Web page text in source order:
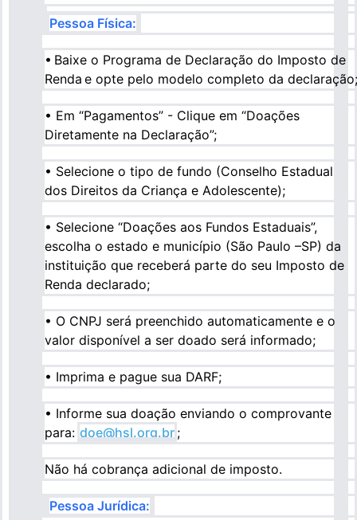
Pessoa Física:
• Baixe o Programa de Declaração do Imposto de
Renda e opte pelo modelo completo da declaração;
• Em “Pagamentos” - Clique em “Doações
Diretamente na Declaração”;
• Selecione o tipo de fundo (Conselho Estadual
dos Direitos da Criança e Adolescente);
• Selecione “Doações aos Fundos Estaduais”,
escolha o estado e município (São Paulo –SP) da
instituição que receberá parte do seu Imposto de
Renda declarado;
• O CNPJ será preenchido automaticamente e o
valor disponível a ser doado será informado;
• Imprima e pague sua DARF;
• Informe sua doação enviando o comprovante
para: doe@hsl.org.br ;
Não há cobrança adicional de imposto.
Pessoa Jurídica: